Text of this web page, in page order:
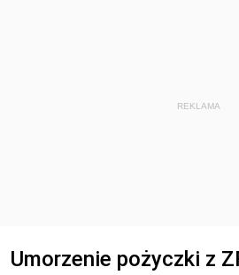
REKLAMA
Umorzenie pożyczki z